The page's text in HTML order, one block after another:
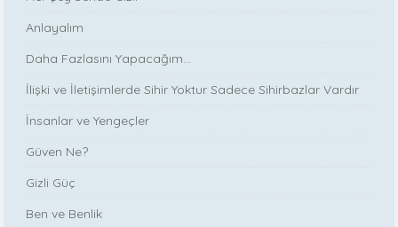
Anlayalım
Daha Fazlasını Yapacağım...
İlişki ve İletişimlerde Sihir Yoktur Sadece Sihirbazlar Vardır
İnsanlar ve Yengeçler
Güven Ne?
Gizli Güç
Ben ve Benlik